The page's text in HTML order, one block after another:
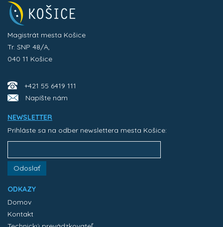
Magistrát mesta Košice
Tr. SNP 48/A,
040 11 Košice
+421 55 6419 111
Napíšte nám
NEWSLETTER
Prihláste sa na odber newslettera mesta Košice:
Odoslať
ODKAZY
Domov
Kontakt